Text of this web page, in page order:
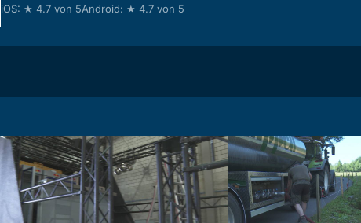
iOS: ★ 4.7 von 5Android: ★ 4.7 von 5